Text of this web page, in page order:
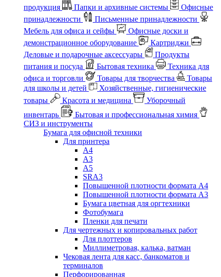
продукция
Папки и архивные системы
Офисные
принадлежности
Письменные принадлежности
Мебель для офиса и сейфы
Офисные доски и
демонстрационное оборудование
Картриджи
Деловые и подарочные аксессуары
Продукты
питания и посуда
Бытовая техника
Техника для
офиса и торговли
Товары для творчества
Товары
для школы и детей
Хозяйственные, гигиенические
товары
Красота и медицина
Уборочный
инвентарь
Бытовая и профессиональная химия
СИЗ и инструменты
Бумага для офисной техники
Для принтера
А4
А3
А5
SRA3
Повышенной плотности формата А4
Повышенной плотности формата А3
Бумага цветная для оргтехники
Фотобумага
Пленки для печати
Для чертежных и копировальных работ
Для плоттеров
Миллиметровая, калька, ватман
Чековая лента для касс, банкоматов и
терминалов
Перфорированная